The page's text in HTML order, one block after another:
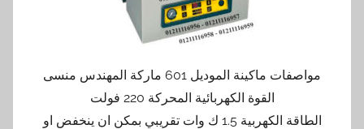
مواصفات ماكينة الموديل 601 ماركة المهندس منسى
القوة الكهربائية المحركة 220 فولت
الطاقة الكهربية 1.5 ك وات تقريبي بمكن ان ينخفض او